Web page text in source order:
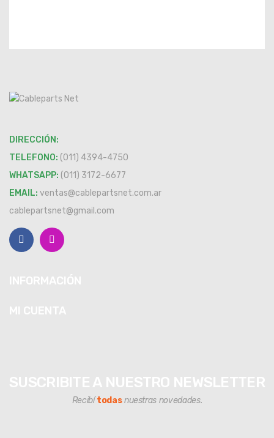
DIRECCIÓN:
TELEFONO: (011) 4394-4750
WHATSAPP: (011) 3172-6677
EMAIL: ventas@cablepartsnet.com.ar
cablepartsnet@gmail.com
Recibítodasnuestras novedades.